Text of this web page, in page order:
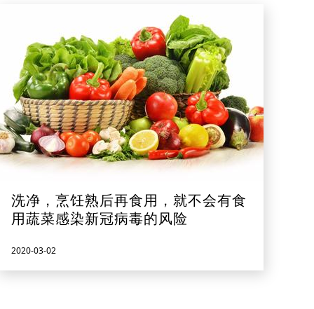
洗净，烹饪熟后再食用，就不会有食
用蔬菜感染新冠病毒的风险
2020-03-02